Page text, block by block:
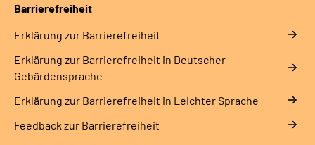
Barrierefreiheit
Erklärung zur Barrierefreiheit
Erklärung zur Barrierefreiheit in Deutscher
Gebärdensprache
Erklärung zur Barrierefreiheit in Leichter Sprache
Feedback zur Barrierefreiheit